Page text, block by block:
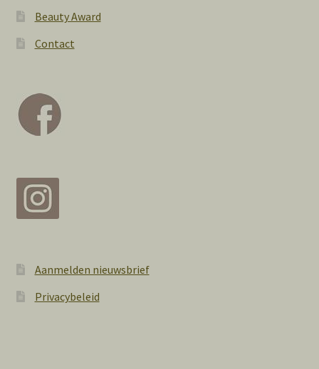
Beauty Award
Contact
Aanmelden nieuwsbrief
Privacybeleid